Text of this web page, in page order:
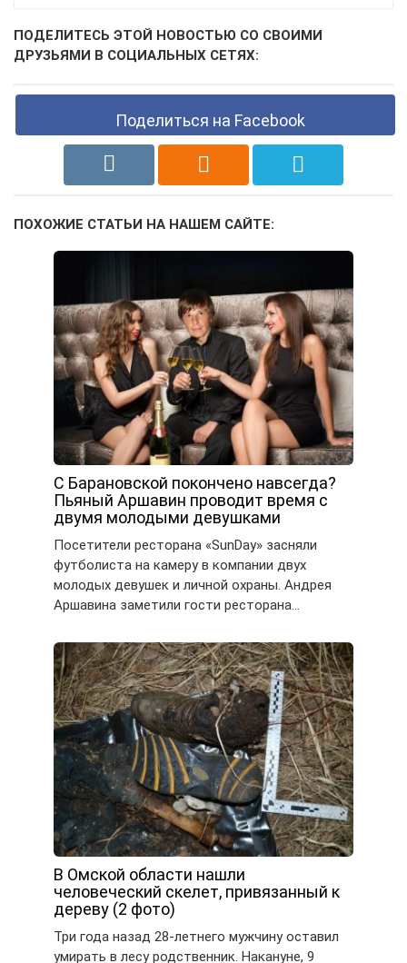
ПОДЕЛИТЕСЬ ЭТОЙ НОВОСТЬЮ СО СВОИМИ
ДРУЗЬЯМИ В СОЦИАЛЬНЫХ СЕТЯХ:
Поделиться на Facebook
ПОХОЖИЕ СТАТЬИ НА НАШЕМ САЙТЕ:
С Барановской покончено навсегда?
Пьяный Аршавин проводит время с
двумя молодыми девушками
Посетители ресторана «SunDay» засняли
футболиста на камеру в компании двух
молодых девушек и личной охраны. Андрея
Аршавина заметили гости ресторана…
В Омской области нашли
человеческий скелет, привязанный к
дереву (2 фото)
Три года назад 28-летнего мужчину оставил
умирать в лесу родственник. Накануне, 9